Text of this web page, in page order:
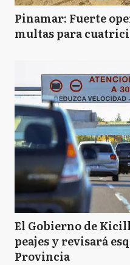
Pinamar: Fuerte
multas para
El Gobierno de
peajes y revisará
Provincia